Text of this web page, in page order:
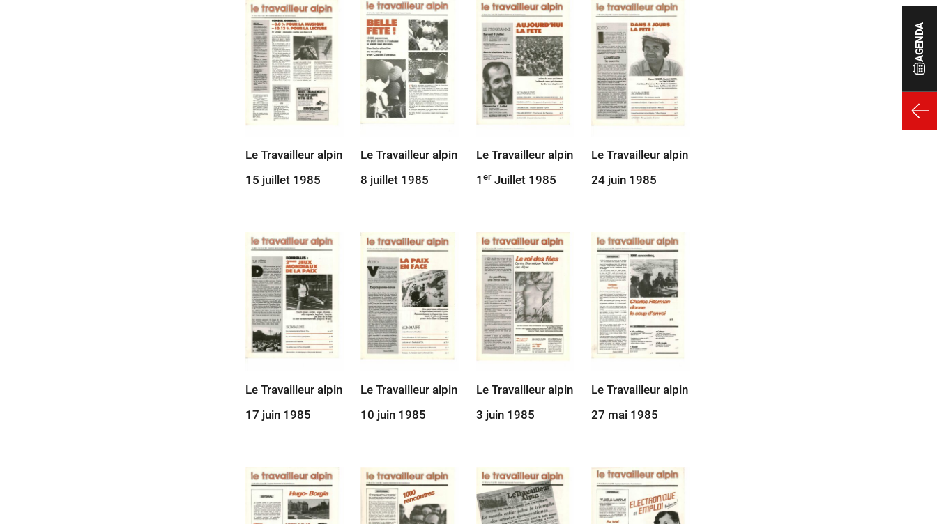
AGENDA
Le Travailleur alpin
15 juillet 1985
Le Travailleur alpin
8 juillet 1985
Le Travailleur alpin
1 erJuillet 1985
Le Travailleur alpin
24 juin 1985
Le Travailleur alpin
17 juin 1985
Le Travailleur alpin
10 juin 1985
Le Travailleur alpin
3 juin 1985
Le Travailleur alpin
27 mai 1985